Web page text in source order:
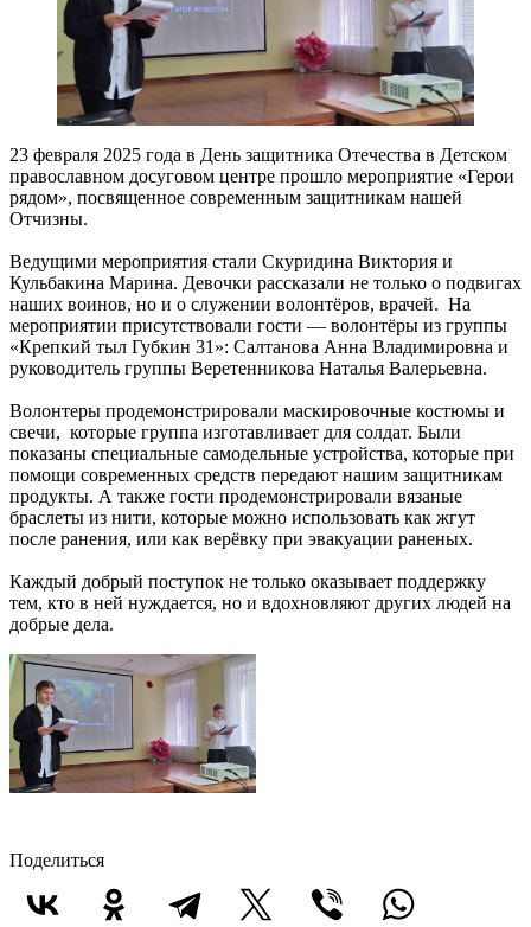
23 февраля 2025 года в День защитника Отечества в Детском
православном досуговом центре прошло мероприятие «Герои
рядом», посвященное современным защитникам нашей
Отчизны.
Ведущими мероприятия стали Скуридина Виктория и
Кульбакина Марина. Девочки рассказали не только о подвигах
наших воинов, но и о служении волонтёров, врачей. На
мероприятии присутствовали гости — волонтёры из группы
«Крепкий тыл Губкин 31»: Салтанова Анна Владимировна и
руководитель группы Веретенникова Наталья Валерьевна.
Волонтеры продемонстрировали маскировочные костюмы и
свечи, которые группа изготавливает для солдат. Были
показаны специальные самодельные устройства, которые при
помощи современных средств передают нашим защитникам
продукты. А также гости продемонстрировали вязаные
браслеты из нити, которые можно использовать как жгут
после ранения, или как верёвку при эвакуации раненых.
Каждый добрый поступок не только оказывает поддержку
тем, кто в ней нуждается, но и вдохновляют других людей на
добрые дела.
Поделиться